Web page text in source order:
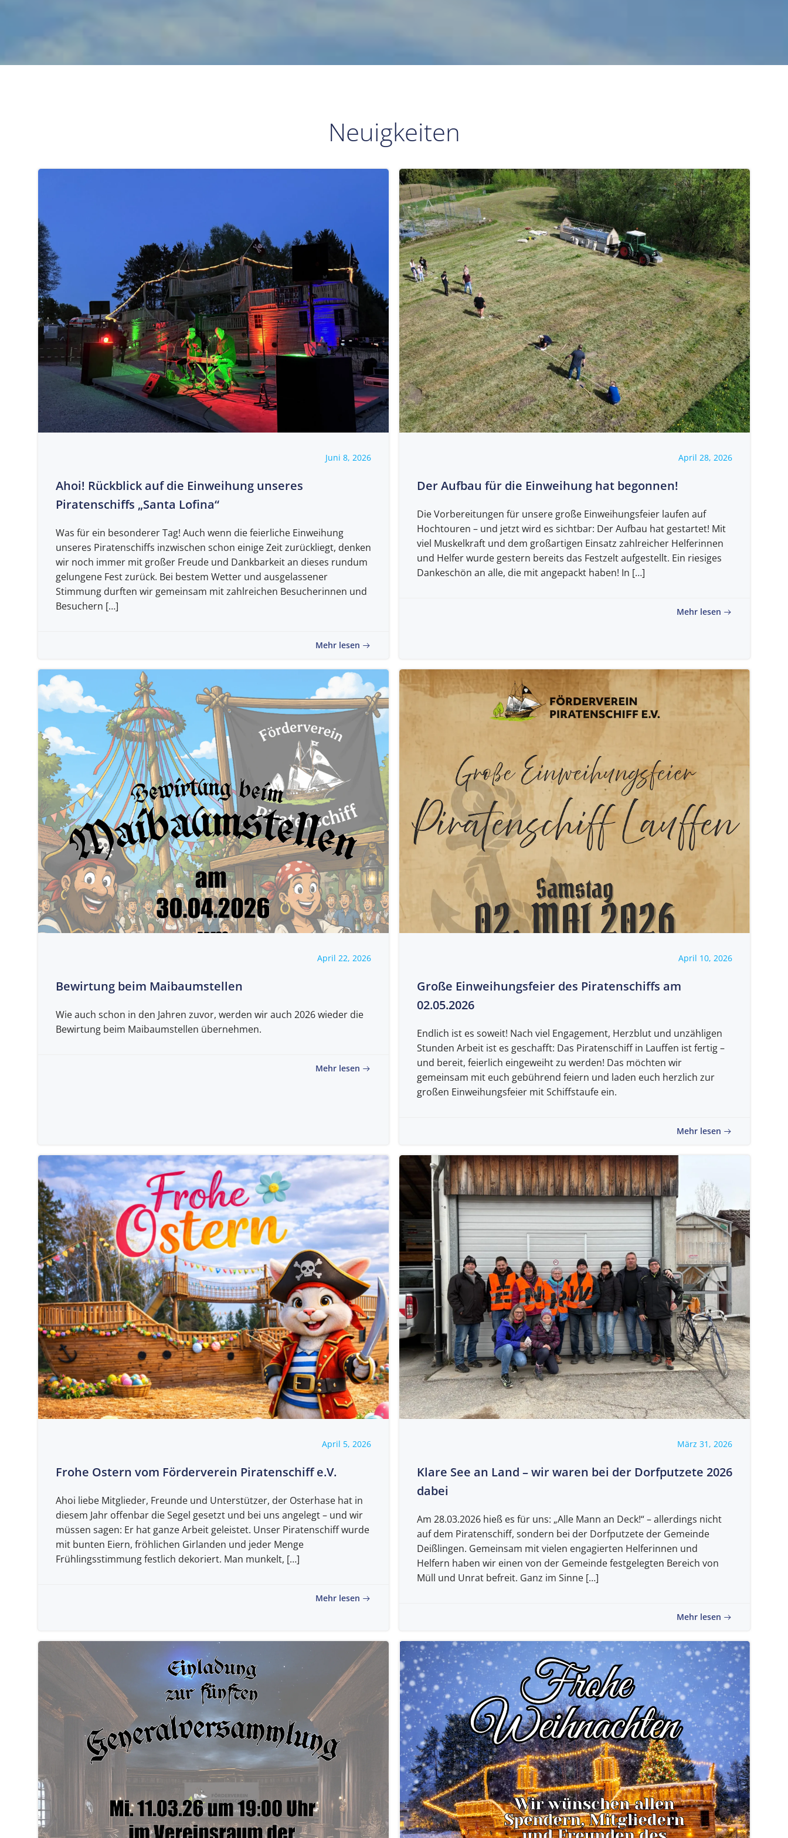
Neuigkeiten
Juni 8, 2026
Ahoi! Rückblick auf die Einweihung unseres
Piratenschiffs „Santa Lofina“
Was für ein besonderer Tag! Auch wenn die feierliche Einweihung
unseres Piratenschiffs inzwischen schon einige Zeit zurückliegt, denken
wir noch immer mit großer Freude und Dankbarkeit an dieses rundum
gelungene Fest zurück. Bei bestem Wetter und ausgelassener
Stimmung durften wir gemeinsam mit zahlreichen Besucherinnen und
Besuchern […]
Mehr lesen
April 28, 2026
Der Aufbau für die Einweihung hat begonnen!
Die Vorbereitungen für unsere große Einweihungsfeier laufen auf
Hochtouren – und jetzt wird es sichtbar: Der Aufbau hat gestartet! Mit
viel Muskelkraft und dem großartigen Einsatz zahlreicher Helferinnen
und Helfer wurde gestern bereits das Festzelt aufgestellt. Ein riesiges
Dankeschön an alle, die mit angepackt haben! In […]
Mehr lesen
April 22, 2026
Bewirtung beim Maibaumstellen
Wie auch schon in den Jahren zuvor, werden wir auch 2026 wieder die
Bewirtung beim Maibaumstellen übernehmen.
Mehr lesen
April 10, 2026
Große Einweihungsfeier des Piratenschiffs am
02.05.2026
Endlich ist es soweit! Nach viel Engagement, Herzblut und unzähligen
Stunden Arbeit ist es geschafft: Das Piratenschiff in Lauffen ist fertig –
und bereit, feierlich eingeweiht zu werden! Das möchten wir
gemeinsam mit euch gebührend feiern und laden euch herzlich zur
großen Einweihungsfeier mit Schiffstaufe ein.
Mehr lesen
April 5, 2026
Frohe Ostern vom Förderverein Piratenschiff e.V.
Ahoi liebe Mitglieder, Freunde und Unterstützer, der Osterhase hat in
diesem Jahr offenbar die Segel gesetzt und bei uns angelegt – und wir
müssen sagen: Er hat ganze Arbeit geleistet. Unser Piratenschiff wurde
mit bunten Eiern, fröhlichen Girlanden und jeder Menge
Frühlingsstimmung festlich dekoriert. Man munkelt, […]
Mehr lesen
März 31, 2026
Klare See an Land – wir waren bei der Dorfputzete 2026
dabei
Am 28.03.2026 hieß es für uns: „Alle Mann an Deck!“ – allerdings nicht
auf dem Piratenschiff, sondern bei der Dorfputzete der Gemeinde
Deißlingen. Gemeinsam mit vielen engagierten Helferinnen und
Helfern haben wir einen von der Gemeinde festgelegten Bereich von
Müll und Unrat befreit. Ganz im Sinne […]
Mehr lesen